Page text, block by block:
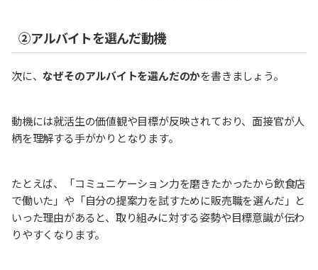
②アルバイトを選んだ動機
次に、なぜそのアルバイトを選んだのかを書きましょう。
動機には就活生の価値観や目標が反映されており、面接官が人
柄を理解する手がかりとなります。
たとえば、「コミュニケーション力を磨きたかったから飲食店
で働いた」や「自分の提案力を試すために販売職を選んだ」と
いった理由があると、取り組みに対する姿勢や目標意識が伝わ
りやすくなります。